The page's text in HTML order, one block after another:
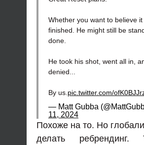
Whether you want to believe
finished. He might still be
done.
He took his shot, went all in,
denied...
By us. pic.twitter.com/
— Matt Gubba
11, 2024
Похоже на то. Но
делать ребрендинг.